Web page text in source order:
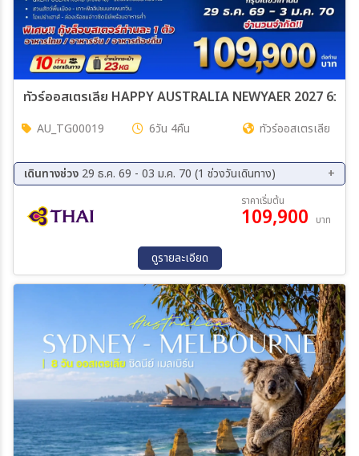
ทัวร์ออสเตรเลีย HAPPY
AU_TG00019 6วัน 4คืน ทัวร์ออสเตรเลีย
เดินทางช่วง 29 ธ.ค. 69 - 03 ม.ค. 70 (1 ช่วงวันเดินทาง)
ราคาเริ่มต้น
109,900 บาท
ดูรายละเอียด